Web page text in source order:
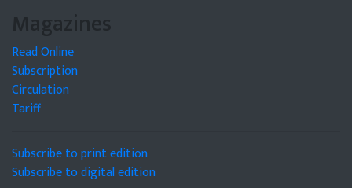
Magazines
Read Online
Subscription
Circulation
Tariff
Subscribe to print edition
Subscribe to digital edition